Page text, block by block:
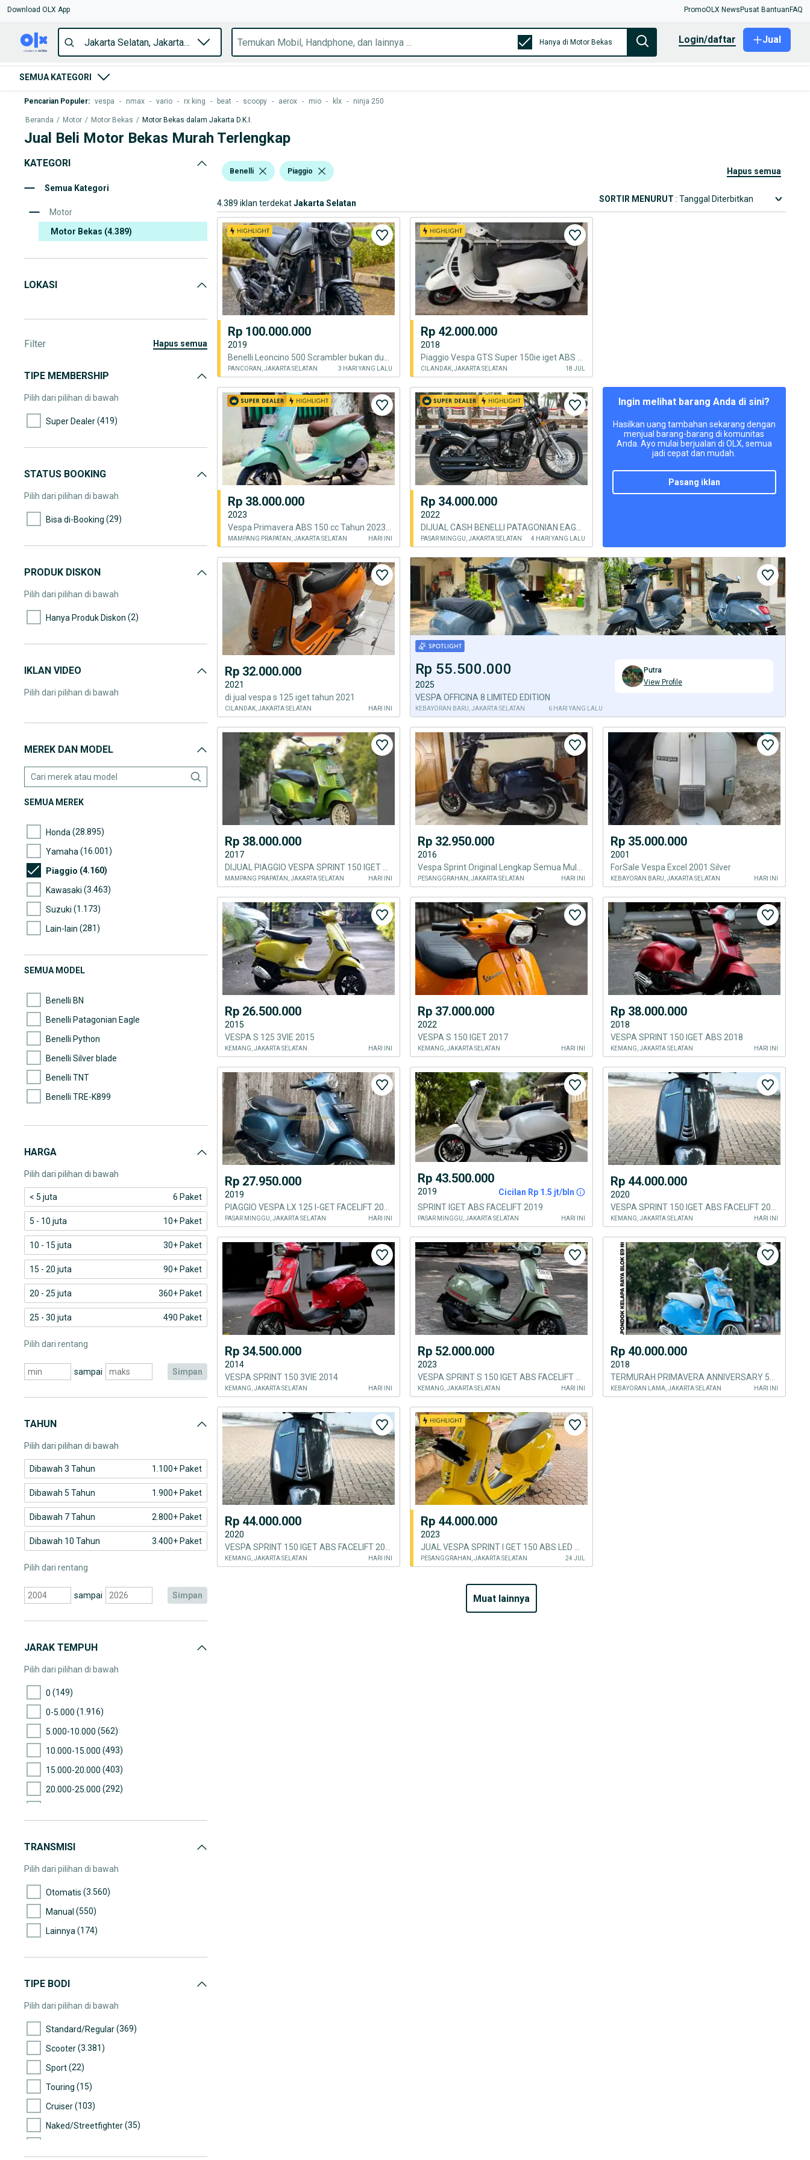
Download OLX App PromoOLX News Pusat Bantuan FAQ
Hanya di Motor Bekas login/daftar Jual
SEMUA KATEGORI
Pencarian Populer: vespa - nmax - vario - rx king - beat - scoopy - aerox - mio - klx - ninja 250
Beranda / Motor / Motor Bekas / Motor Bekas dalam Jakarta D.K.I.
Jual Beli Motor Bekas Murah Terlengkap
KATEGORI
Semua Kategori
Motor
Motor Bekas (4.389)
LOKASI
Filter hapus semua
TIPE MEMBERSHIP
Pilih dari pilihan di bawah
Super Dealer(419)
STATUS BOOKING
Pilih dari pilihan di bawah
Bisa di-Booking (29)
PRODUK DISKON
Pilih dari pilihan di bawah
Hanya Produk Diskon (2)
IKLAN VIDEO
Pilih dari pilihan di bawah
MEREK DAN MODEL
SEMUA MEREK
Honda (28.895)
Yamaha (16.001)
Piaggio (4.160)
Kawasaki (3.463)
Suzuki (1.173)
Lain-lain (281)
Benelli (229)
SEMUA MODEL
Benelli BN
Benelli Patagonian Eagle
Benelli Python
Benelli Silver blade
Benelli TNT
Benelli TRE-K899
Piaggio 946
HARGA
Pilih dari pilihan di bawah
< 5 juta 6 Paket
5 - 10 juta 10+ Paket
10 - 15 juta 30+ Paket
15 - 20 juta 90+ Paket
20 - 25 juta 360+ Paket
25 - 30 juta 490 Paket
Pilih dari rentang
sampai simpan
TAHUN
Pilih dari pilihan di bawah
Dibawah 3 Tahun 1.100+ Paket
Dibawah 5 Tahun 1.900+ Paket
Dibawah 7 Tahun 2.800+ Paket
Dibawah 10 Tahun 3.400+ Paket
Pilih dari rentang
sampai simpan
JARAK TEMPUH
Pilih dari pilihan di bawah
0 (149)
0-5.000 (1.916)
5.000-10.000 (562)
10.000-15.000 (493)
15.000-20.000 (403)
20.000-25.000 (292)
35.000-40.000
40.000-45.000(59)
45.000-50.000
50.000-55.000
55.000-60.000
70.000-75.000
75.000-80.000
130.000-135.000(1)
TRANSMISI
Pilih dari pilihan di bawah
Otomatis (3.560)
Manual (550)
Lainnya (174)
TIPE BODI
Pilih dari pilihan di bawah
Standard/Regular(369)
Scooter(3.381)
Sport(22)
Touring (15)
Cruiser(103)
Naked/Streetfighter(35)
Benelli Piaggio hapus semua
4.389 iklan terdekatJakarta Selatan SORTIR MENURUT : Tanggal Diterbitkan
Rp 100.000.000
2019
PANCORAN, JAKARTA SELATAN 3 HARI YANG LALU
Rp 42.000.000
2018
CILANDAK, JAKARTA SELATAN 18 JUL
Rp 38.000.000
2023
MAMPANG PRAPATAN, JAKARTA SELATAN HARI INI
Rp 34.000.000
2022
PASAR MINGGU, JAKARTA SELATAN 4 HARI YANG LALU
Ingin melihat barang Anda di sini?
Hasilkan uang tambahan sekarang dengan
menjual barang-barang di komunitas
Anda. Ayo mulai berjualan di OLX, semua
jadi cepat dan mudah.
pasang iklan
Rp 32.000.000
2021
di jual vespa s 125 iget tahun 2021
CILANDAK, JAKARTA SELATAN HARI INI
Rp 55.500.000
2025
VESPA OFFICINA 8 LIMITED EDITION
KEBAYORAN BARU, JAKARTA SELATAN 6 HARI YANG LALU
Putra
View Profile
Rp 38.000.000
2017
MAMPANG PRAPATAN, JAKARTA SELATAN HARI INI
Rp 32.950.000
2016
PESANGGRAHAN, JAKARTA SELATAN HARI INI
Rp 35.000.000
2001
ForSale Vespa Excel 2001 Silver
KEBAYORAN BARU, JAKARTA SELATAN HARI INI
Rp 26.500.000
2015
VESPA S 125 3VIE 2015
KEMANG, JAKARTA SELATAN HARI INI
Rp 37.000.000
2022
VESPA S 150 IGET 2017
KEMANG, JAKARTA SELATAN HARI INI
Rp 38.000.000
2018
VESPA SPRINT 150 IGET ABS 2018
KEMANG, JAKARTA SELATAN HARI INI
Rp 27.950.000
2019
PASAR MINGGU, JAKARTA SELATAN HARI INI
Rp 43.500.000
2019
Cicilan Rp 1.5 jt/bln
SPRINT IGET ABS FACELIFT 2019
PASAR MINGGU, JAKARTA SELATAN HARI INI
Rp 44.000.000
2020
KEMANG, JAKARTA SELATAN HARI INI
Rp 34.500.000
2014
VESPA SPRINT 150 3VIE 2014
KEMANG, JAKARTA SELATAN HARI INI
Rp 52.000.000
2023
KEMANG, JAKARTA SELATAN HARI INI
Rp 40.000.000
2018
KEBAYORAN LAMA, JAKARTA SELATAN HARI INI
Rp 44.000.000
2020
KEMANG, JAKARTA SELATAN HARI INI
Rp 44.000.000
2023
PESANGGRAHAN, JAKARTA SELATAN 24 JUL
muat lainnya